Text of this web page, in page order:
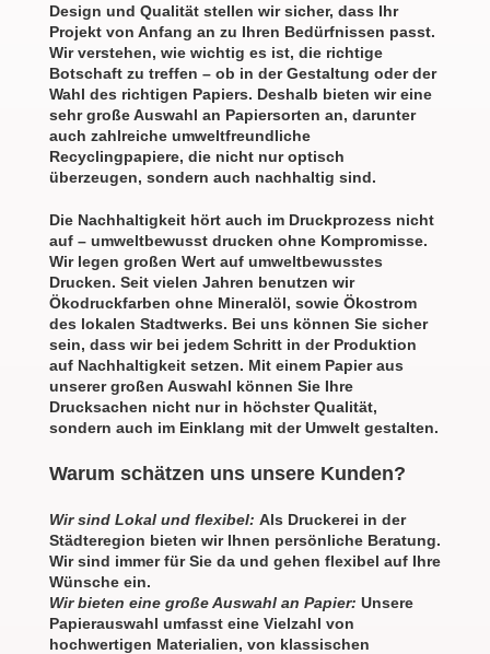
Design und Qualität stellen wir sicher, dass Ihr
Projekt von Anfang an zu Ihren Bedürfnissen passt.
Wir verstehen, wie wichtig es ist, die richtige
Botschaft zu treffen – ob in der Gestaltung oder der
Wahl des richtigen Papiers. Deshalb bieten wir eine
sehr große Auswahl an Papiersorten an, darunter
auch zahlreiche umweltfreundliche
Recyclingpapiere, die nicht nur optisch
überzeugen, sondern auch nachhaltig sind.
Die Nachhaltigkeit hört auch im Druckprozess nicht
auf – umweltbewusst drucken ohne Kompromisse.
Wir legen großen Wert auf umweltbewusstes
Drucken. Seit vielen Jahren benutzen wir
Ökodruckfarben ohne Mineralöl, sowie Ökostrom
des lokalen Stadtwerks. Bei uns können Sie sicher
sein, dass wir bei jedem Schritt in der Produktion
auf Nachhaltigkeit setzen. Mit einem Papier aus
unserer großen Auswahl können Sie Ihre
Drucksachen nicht nur in höchster Qualität,
sondern auch im Einklang mit der Umwelt gestalten.
Warum schätzen uns unsere Kunden?
Wir sind Lokal und flexibel: Als Druckerei in der
Städteregion bieten wir Ihnen persönliche Beratung.
Wir sind immer für Sie da und gehen flexibel auf Ihre
Wünsche ein.
Wir bieten eine große Auswahl an Papier: Unsere
Papierauswahl umfasst eine Vielzahl von
hochwertigen Materialien, von klassischen